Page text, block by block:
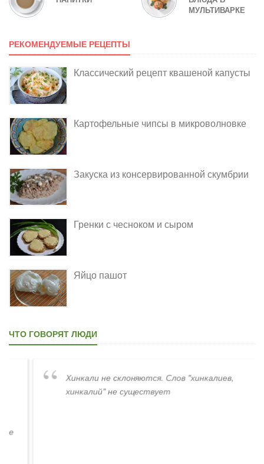
МУЛЬТИВАРКЕ
РЕКОМЕНДУЕМЫЕ РЕЦЕПТЫ
Классический рецепт квашеной капусты
Картофельные чипсы в микроволновке
Закуска из консервированной скумбрии
Гренки с чесноком и сыром
Яйцо пашот
ЧТО ГОВОРЯТ ЛЮДИ
Хинкали не склоняются. Слов "хинкалиев,
хинкалий" не существует